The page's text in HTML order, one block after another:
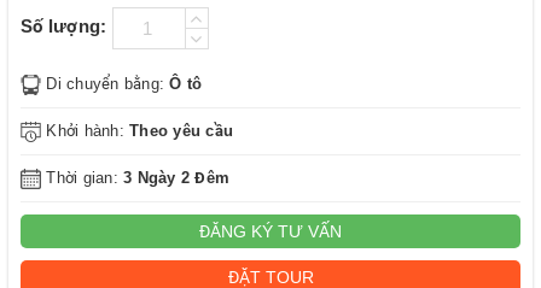
Số lượng:
Di chuyển bằng:Ô tô
Khởi hành: Theo yêu cầu
Thời gian: 3 Ngày 2 Đêm
ĐĂNG KÝ TƯ VẤN
ĐẶT TOUR